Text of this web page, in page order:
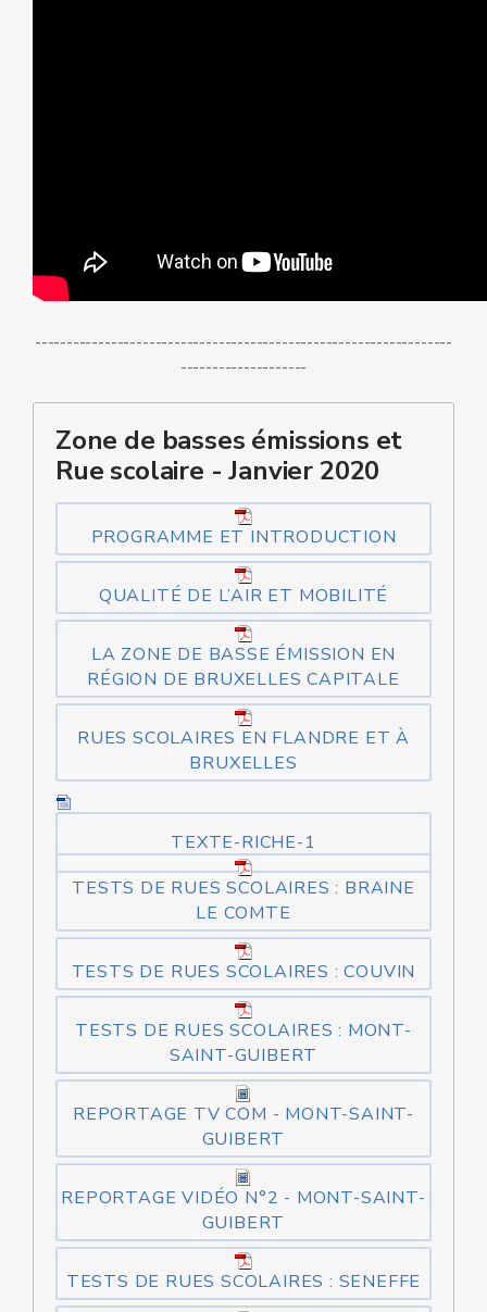
------------------------------------------------------------------
--------------------
Zone de basses émissions et
Rue scolaire - Janvier 2020
PROGRAMME ET INTRODUCTION
QUALITÉ DE L’AIR ET MOBILITÉ
LA ZONE DE BASSE ÉMISSION EN
RÉGION DE BRUXELLES CAPITALE
RUES SCOLAIRES EN FLANDRE ET À
BRUXELLES
TEXTE-RICHE-1
TESTS DE RUES SCOLAIRES : BRAINE
LE COMTE
TESTS DE RUES SCOLAIRES : COUVIN
TESTS DE RUES SCOLAIRES : MONT-
SAINT-GUIBERT
REPORTAGE TV COM - MONT-SAINT-
GUIBERT
REPORTAGE VIDÉO N°2 - MONT-SAINT-
GUIBERT
TESTS DE RUES SCOLAIRES : SENEFFE